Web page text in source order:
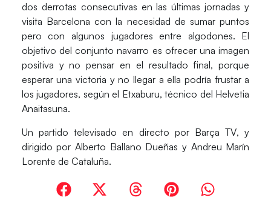
dos derrotas consecutivas en las últimas jornadas y
visita Barcelona con la necesidad de sumar puntos
pero con algunos jugadores entre algodones. El
objetivo del conjunto navarro es ofrecer una imagen
positiva y no pensar en el resultado final, porque
esperar una victoria y no llegar a ella podría frustar a
los jugadores, según el Etxaburu, técnico del Helvetia
Anaitasuna.
Un partido televisado en directo por Barça TV, y
dirigido por Alberto Ballano Dueñas y Andreu Marín
Lorente de Cataluña.